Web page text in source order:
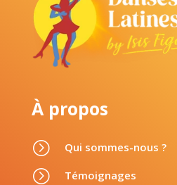
À propos
= Qui sommes-nous ?
= Témoignages